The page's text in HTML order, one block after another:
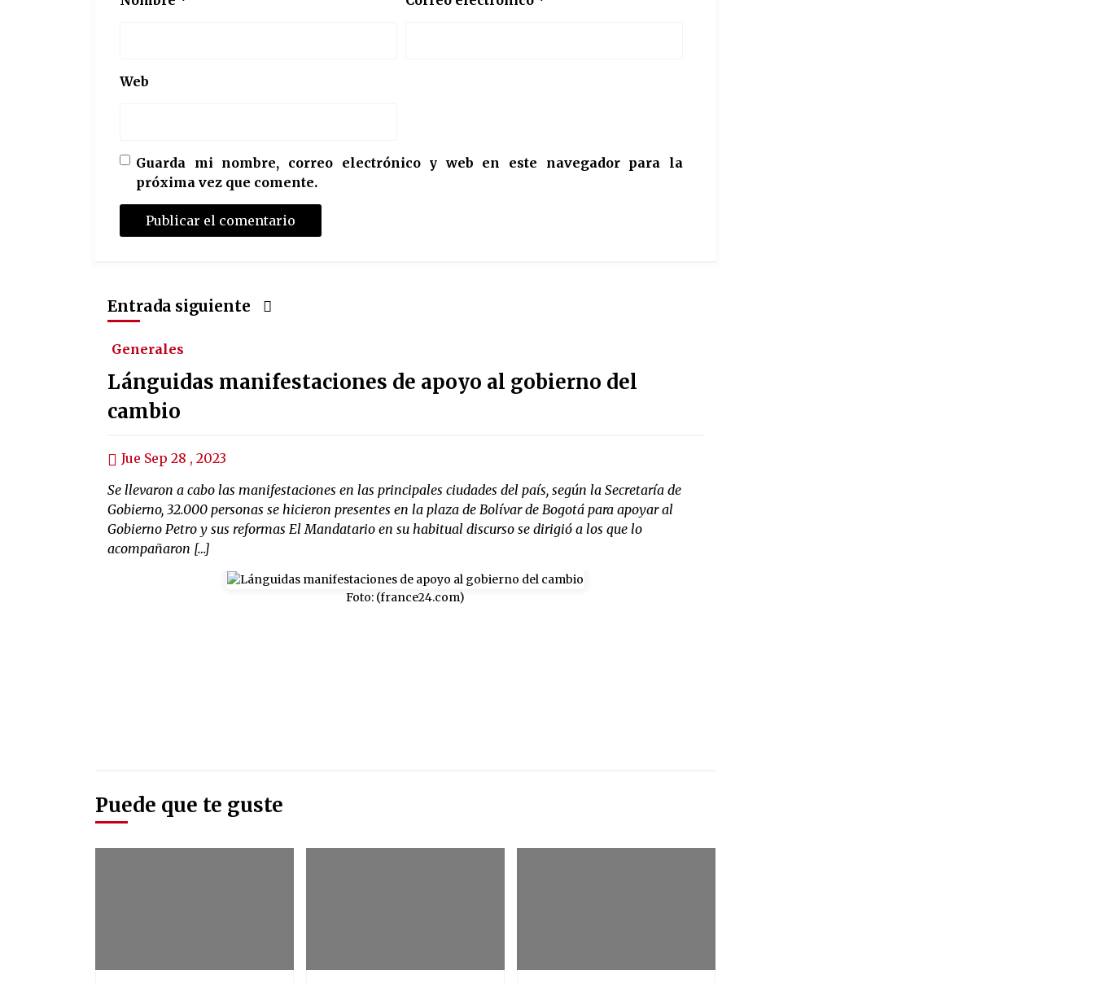
Web
Guarda mi nombre, correo electrónico y web en este navegador para la
próxima vez que comente.
Entrada siguiente
Generales
Lánguidas manifestaciones de apoyo al gobierno del
cambio
Jue Sep 28 , 2023
Se llevaron a cabo las manifestaciones en las principales ciudades del país, según la Secretaría de
Gobierno, 32.000 personas se hicieron presentes en la plaza de Bolívar de Bogotá para apoyar al
Gobierno Petro y sus reformas El Mandatario en su habitual discurso se dirigió a los que lo
acompañaron […]
Foto: (france24.com)
Puede que te guste